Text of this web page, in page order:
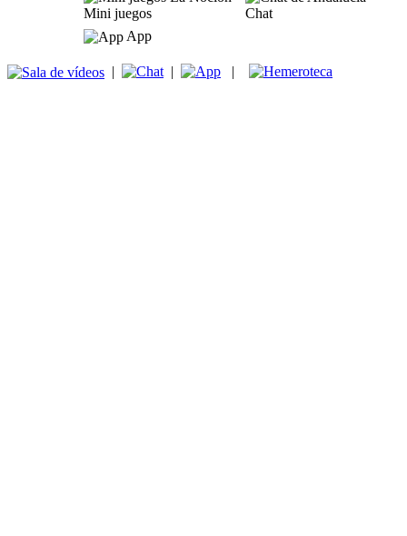
Mini juegos
Chat
App
| | |